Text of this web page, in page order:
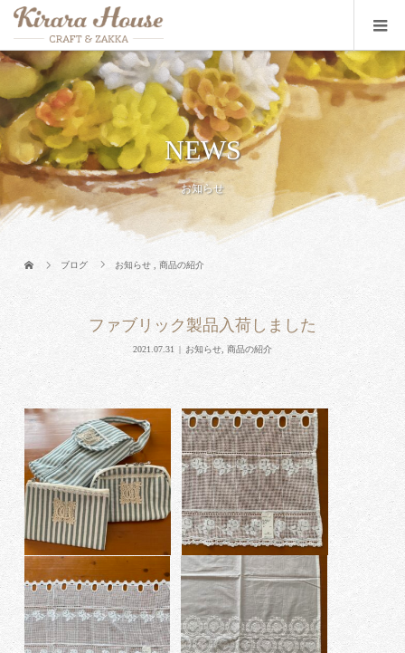
NEWS
お知らせ
ブログ お知らせ ,商品の紹介
ファブリック製品入荷しました
2021.07.31 お知らせ, 商品の紹介